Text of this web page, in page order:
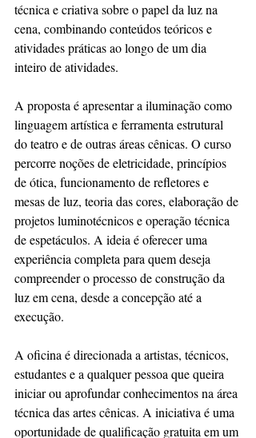
técnica e criativa sobre o papel da luz na
cena, combinando conteúdos teóricos e
atividades práticas ao longo de um dia
inteiro de atividades.
A proposta é apresentar a iluminação como
linguagem artística e ferramenta estrutural
do teatro e de outras áreas cênicas. O curso
percorre noções de eletricidade, princípios
de ótica, funcionamento de refletores e
mesas de luz, teoria das cores, elaboração de
projetos luminotécnicos e operação técnica
de espetáculos. A ideia é oferecer uma
experiência completa para quem deseja
compreender o processo de construção da
luz em cena, desde a concepção até a
execução.
A oficina é direcionada a artistas, técnicos,
estudantes e a qualquer pessoa que queira
iniciar ou aprofundar conhecimentos na área
técnica das artes cênicas. A iniciativa é uma
oportunidade de qualificação gratuita em um